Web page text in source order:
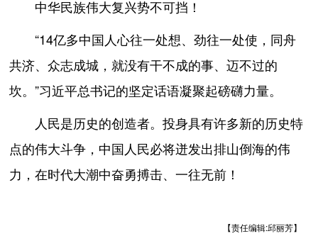
中华民族伟大复兴势不可挡！
“14亿多中国人心往一处想、劲往一处使，同舟
共济、众志成城，就没有干不成的事、迈不过的
坎。”习近平总书记的坚定话语凝聚起磅礴力量。
人民是历史的创造者。投身具有许多新的历史特
点的伟大斗争，中国人民必将迸发出排山倒海的伟
力，在时代大潮中奋勇搏击、一往无前！
【责任编辑:邱丽芳】